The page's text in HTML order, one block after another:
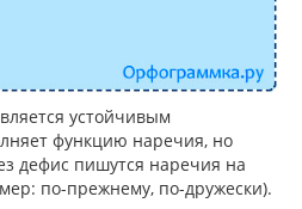
устойчивым
функцию наречия, но
дефис пишутся наречия на
по-прежнему, по-дружески).